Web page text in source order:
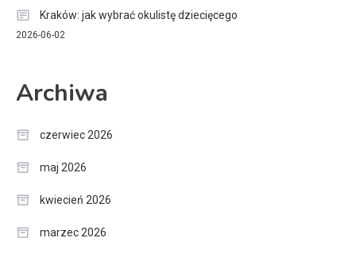
Kraków: jak wybrać okulistę dziecięcego
2026-06-02
Archiwa
czerwiec 2026
maj 2026
kwiecień 2026
marzec 2026